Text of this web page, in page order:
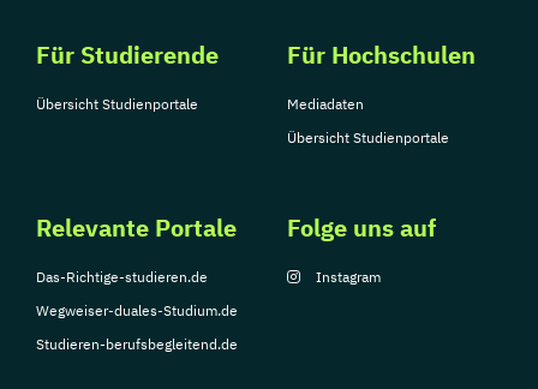
Für Studierende
Übersicht Studienportale
Für Hochschulen
Mediadaten
Übersicht Studienportale
Relevante Portale
Das-Richtige-studieren.de
Wegweiser-duales-Studium.de
Studieren-berufsbegleitend.de
Folge uns auf
Instagram